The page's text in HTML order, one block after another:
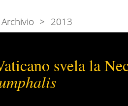
svela la
Archivio 2013